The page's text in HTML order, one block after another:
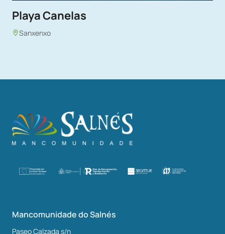
Playa Canelas
Sanxenxo
Mancomunidade do Salnés
Paseo Calzada s/n